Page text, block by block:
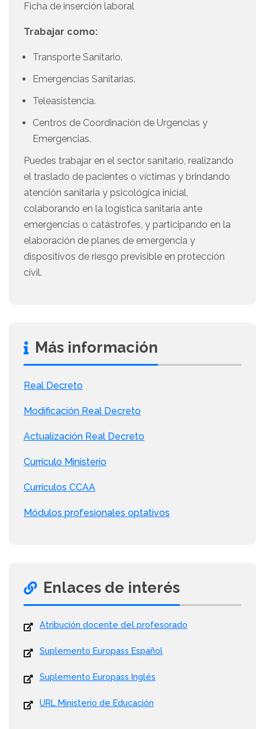
Ficha de inserción laboral
Trabajar como:
Transporte Sanitario.
Emergencias Sanitarias.
Teleasistencia.
Centros de Coordinación de Urgencias y
Emergencias.
Puedes trabajar en el sector sanitario, realizando
el traslado de pacientes o víctimas y brindando
atención sanitaria y psicológica inicial,
colaborando en la logística sanitaria ante
emergencias o catástrofes, y participando en la
elaboración de planes de emergencia y
dispositivos de riesgo previsible en protección
civil.
Más información
Real Decreto
Modificación Real Decreto
Actualización Real Decreto
Currículo Ministerio
Currículos CCAA
Módulos profesionales optativos
Enlaces de interés
Atribución docente del profesorado
Suplemento Europass Español
Suplemento Europass Inglés
URL Ministerio de Educación